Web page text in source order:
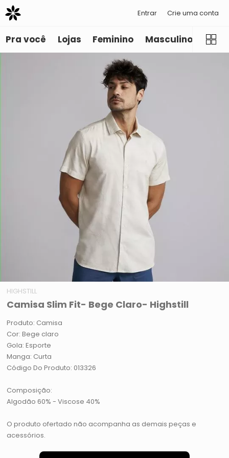
Entrar Crie uma conta
Pra você Lojas Feminino Masculino
HIGHSTILL
Camisa Slim Fit- Bege Claro- Highstill
Produto: Camisa
Cor: Bege claro
Gola: Esporte
Manga: Curta
Código Do Produto: 013326
Composição:
Algodão 60% - Viscose 40%
O produto ofertado não acompanha as demais peças e
acessórios.